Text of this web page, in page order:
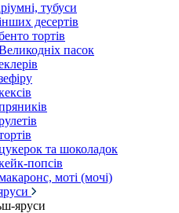
тубуси
десертів
тортів
пасок
та шоколадок
попсів
моті (мочі)
яруси